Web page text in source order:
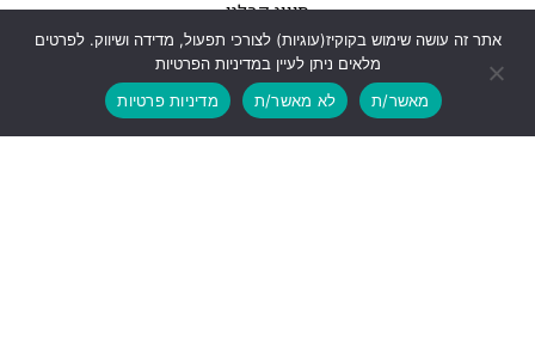
סיווג קבלני
עדכוני רגולציה
פרופיל חברה
יצירת קשר
info@cwa.org.il
אתר זה עושה שימוש בקוקיז(עוגיות) לצורכי תפעול, מדידה ושיווק. לפרטים
מלאים ניתן לעיין במדיניות הפרטיות
מאשר/ת
לא מאשר/ת מדיניות פרטיות